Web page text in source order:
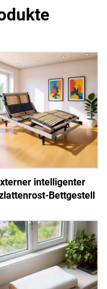
intelligenter
Bettgestell